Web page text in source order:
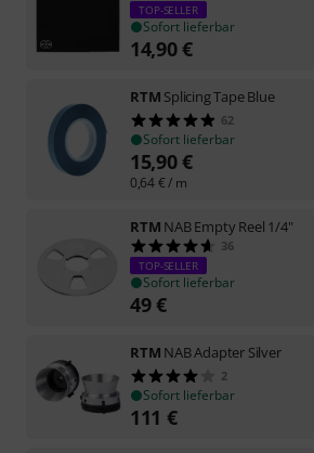
TOP-SELLER
Sofort lieferbar
14,90€
RTM Splicing Tape Blue
62
Sofort lieferbar
15,90€
0,64€/ m
RTM NAB Empty Reel 1/4"
36
TOP-SELLER
Sofort lieferbar
49€
RTM NAB Adapter Silver
2
Sofort lieferbar
111 €